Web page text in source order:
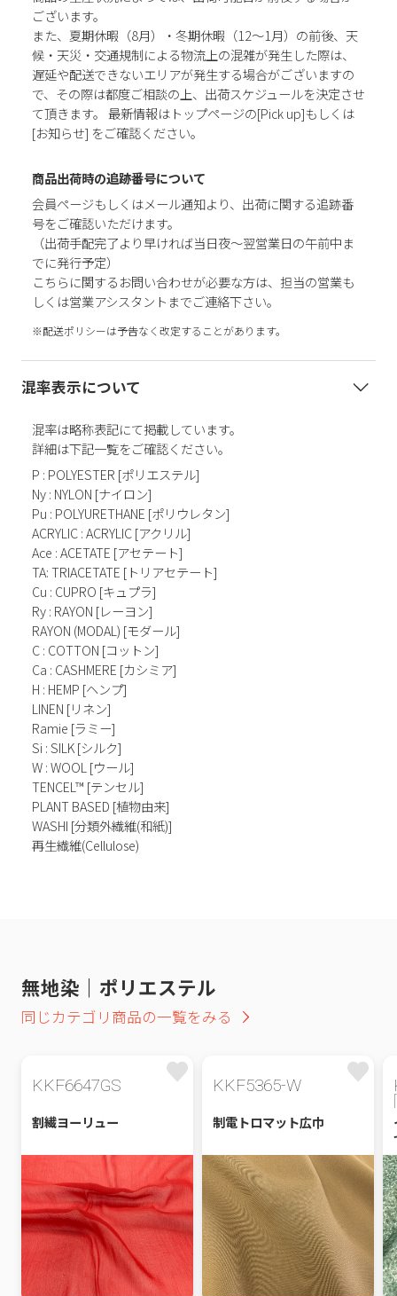
ございます。
また、夏期休暇（8月）・冬期休暇（12～1月）の前後、天
候・天災・交通規制による物流上の混雑が発生した際は、
遅延や配送できないエリアが発生する場合がございますの
で、その際は都度ご相談の上、出荷スケジュールを決定させ
て頂きます。 最新情報はトップページの[Pick up]もしくは
[お知らせ] をご確認ください。
商品出荷時の追跡番号について
会員ページもしくはメール通知より、出荷に関する追跡番
号をご確認いただけます。
（出荷手配完了より早ければ当日夜～翌営業日の午前中ま
でに発行予定）
こちらに関するお問い合わせが必要な方は、担当の営業も
しくは営業アシスタントまでご連絡下さい。
※配送ポリシーは予告なく改定することがあります。
混率表示について
混率は略称表記にて掲載しています。
詳細は下記一覧をご確認ください。
P : POLYESTER [ポリエステル]
Ny : NYLON [ナイロン]
Pu : POLYURETHANE [ポリウレタン]
ACRYLIC : ACRYLIC [アクリル]
Ace : ACETATE [アセテート]
TA: TRIACETATE [トリアセテート]
Cu : CUPRO [キュプラ]
Ry : RAYON [レーヨン]
RAYON (MODAL) [モダール]
C : COTTON [コットン]
Ca : CASHMERE [カシミア]
H : HEMP [ヘンプ]
LINEN [リネン]
Ramie [ラミー]
Si : SILK [シルク]
W : WOOL [ウール]
TENCEL™ [テンセル]
PLANT BASED [植物由来]
WASHI [分類外繊維(和紙)]
再生繊維(Cellulose)
無地染｜ポリエステル
同じカテゴリ商品の一覧をみる
KKF6647GS
割繊ヨーリュー
KKF5365-W
制電トロマット広巾